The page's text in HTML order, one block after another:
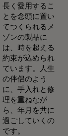
長く愛用するこ
とを念頭に置い
てつくられるメ
ゾンの製品に
は、時を超える
約束が込められ
ています。人生
の伴侶のよう
に、手入れと修
理を重ねなが
ら、年月を共に
過ごしていくの
です。